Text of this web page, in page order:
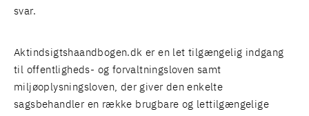
svar.
Aktindsigtshaandbogen.dk er en let tilgængelig indgang
til offentligheds- og forvaltningsloven samt
miljøoplysningsloven, der giver den enkelte
sagsbehandler en række brugbare og lettilgængelige